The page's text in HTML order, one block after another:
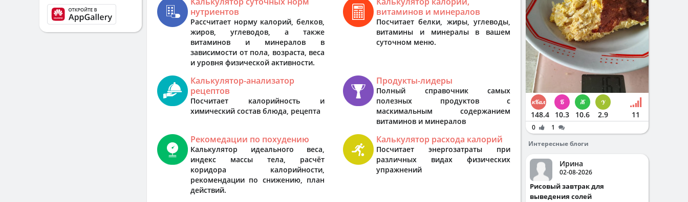
нутриентов
Рассчитает норму калорий, белков,
жиров, углеводов, а также
витаминов и минералов в
зависимости от пола, возраста, веса
и уровня физической активности.
витаминов и минералов
Посчитает белки, жиры, углеводы,
витамины и минералы в вашем
суточном меню.
Калькулятор-анализатор
рецептов
Посчитает калорийность и
химический состав блюда, рецепта
Продукты-лидеры
Полный справочник самых
полезных продуктов с
маскимальным содержанием
витаминов и минералов
Рекомедации по похудению
Калькулятор идеального веса,
индекс массы тела, расчёт
коридора калорийности,
рекомендации по снижению, план
действий.
Калькулятор расхода калорий
Посчитает энергозатраты при
различных видах физических
упражнений
148.4 10.3 10.6 2.9 11
0
1
Интересные блоги
Ирина
02-08-2026
Рисовый завтрак для
выведения солей